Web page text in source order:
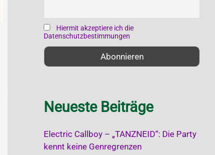
Hiermit akzeptiere ich die
Datenschutzbestimmungen
Neueste Beiträge
Electric Callboy – „TANZNEID“: Die Party
kennt keine Genregrenzen